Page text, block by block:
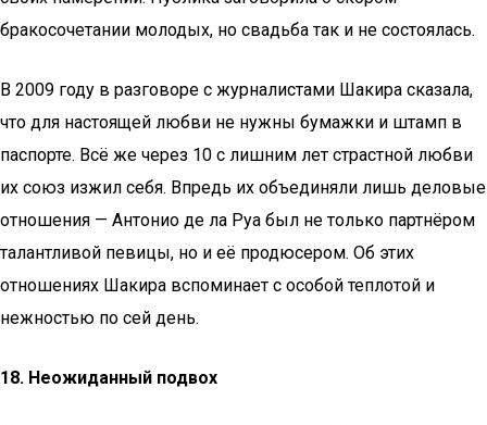
бракосочетании молодых, но свадьба так и не состоялась.
В 2009 году в разговоре с журналистами Шакира сказала,
что для настоящей любви не нужны бумажки и штамп в
паспорте. Всё же через 10 с лишним лет страстной любви
их союз изжил себя. Впредь их объединяли лишь деловые
отношения — Антонио де ла Руа был не только партнёром
талантливой певицы, но и её продюсером. Об этих
отношениях Шакира вспоминает с особой теплотой и
нежностью по сей день.
18. Неожиданный подвох